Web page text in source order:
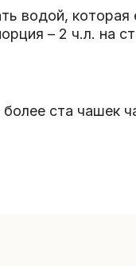
водой,
– 2 ч.л. на
ста чашек